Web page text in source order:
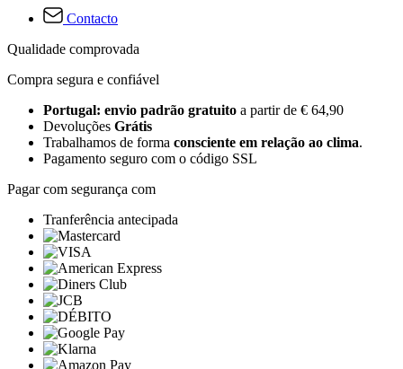
Contacto
Qualidade comprovada
Compra segura e confiável
Portugal: envio padrão gratuito a partir de € 64,90
Devoluções Grátis
Trabalhamos de forma consciente em relação ao clima.
Pagamento seguro com o código SSL
Pagar com segurança com
Tranferência antecipada